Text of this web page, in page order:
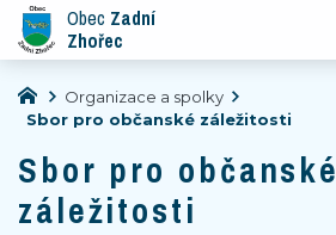
Organizace a spolky
Sbor pro občanské záležitosti
Sbor pro občanské
záležitosti
Obec Zadní
Zhořec